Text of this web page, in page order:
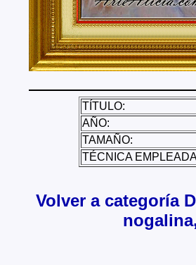
TÍTULO:
AÑO:
TAMAÑO:
TÉCNICA
Volver a categoría